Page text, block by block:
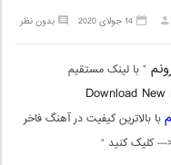
بدون نظر 14 جولای 2020
” با لینک مستقیم
Download
با بالاترین کیفیت در آهنگ فاخر
کلیک کنید “